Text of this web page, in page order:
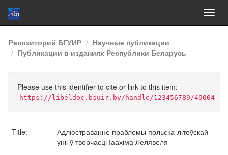
Skip
navigation
Репозиторий БГУИР
Научные публикации
Публикации в изданиях Республики Беларусь
Please use this identifier to cite or link to this item:
https://libeldoc.bsuir.by/handle/123456789/49004
Title:
Адлюстраванне праблемы польска-літоўскай
уніі ў творчасці Іаахіма Лелявеля